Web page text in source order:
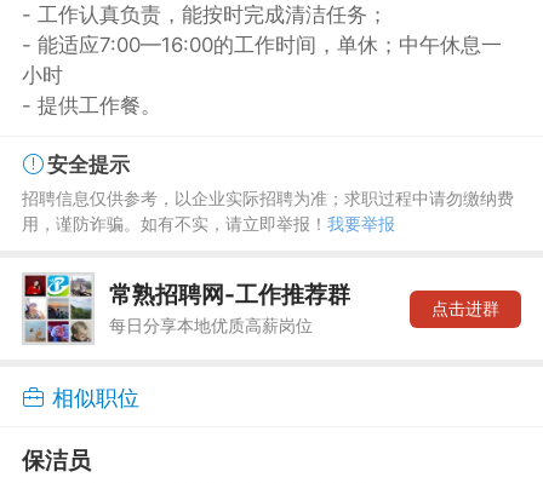
- 工作认真负责，能按时完成清洁任务；
- 能适应7:00—16:00的工作时间，单休；中午休息一
小时
- 提供工作餐。
安全提示
招聘信息仅供参考，以企业实际招聘为准；求职过程中请勿缴纳费
用，谨防诈骗。如有不实，请立即举报！ 我要举报
常熟招聘网-工作推荐群
每日分享本地优质高薪岗位
点击进群
相似职位
保洁员